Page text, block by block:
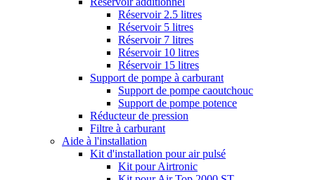
Réservoir 2.5 litres
Réservoir 5 litres
Réservoir 7 litres
Réservoir 10 litres
Réservoir 15 litres
Support de pompe à carburant
Support de pompe caoutchouc
Support de pompe potence
Réducteur de pression
Filtre à carburant
Aide à l'installation
Kit d'installation pour air pulsé
Kit pour Airtronic